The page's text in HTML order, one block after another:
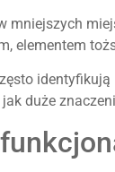
mniejszych
elementem
duże